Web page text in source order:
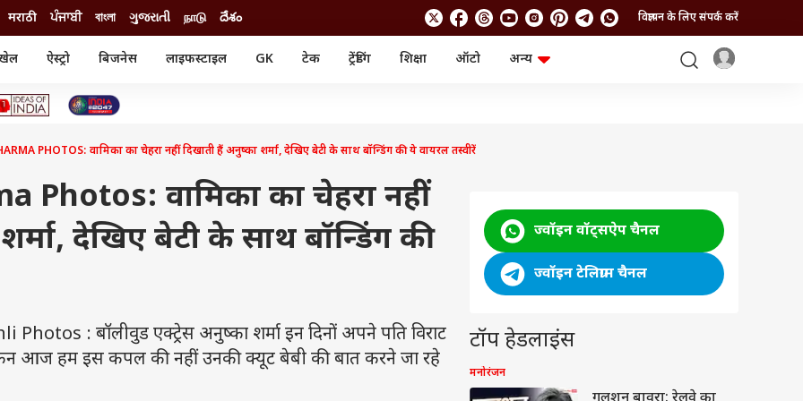
मराठी ਪੰਜਾਬੀ বাংলা ગુજરાતી நாடு దేశం विज्ञापन के लिए संपर्क करें
ऐस्ट्रो बिजनेस लाइफस्टाइल GK टेक ट्रेंडिंग शिक्षा ऑटो
अन्य
सिनेमा
म्यूचुअल फंड्स
मोबाइल
गैजेट
रिजल्ट
फोटो गैलरी
जनरल नॉलेज
यूटिलिटी न्यूज़
PHOTOS: वामिका का चेहरा नहीं दिखाती हैं अनुष्का शर्मा, देखिए बेटी के साथ बॉन्डिंग की ये वायरल तस्वीरें
Photos: वामिका का चेहरा नहीं
देखिए बेटी के साथ बॉन्डिंग की
: बॉलीवुड एक्ट्रेस अनुष्का शर्मा इन दिनों अपने पति विराट
आज हम इस कपल की नहीं उनकी क्यूट बेबी की बात करने जा रहे
ज्वॉइन वॉट्सऐप चैनल
ज्वॉइन टेलिग्राम चैनल
टॉप हेडलाइंस
मनोरंजन